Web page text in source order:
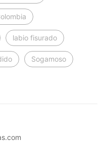
labio fisurado
Sogamoso